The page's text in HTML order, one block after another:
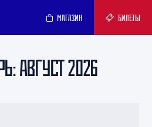
МАГАЗИН БИЛЕТЫ
АВГУСТ 2026